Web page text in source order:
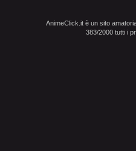
AnimeClick.it è un sito
383/2000 tutti i